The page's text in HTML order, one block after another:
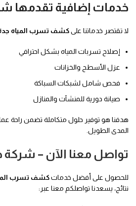
خدمات إضافية تقدمها
لا تقتصر خدماتنا علىكشف تسرب المياه
إصلاح تسربات المياه بشكل احترافي
عزل الأسطح والخزانات
فحص شامل لشبكات السباكة
صيانة دورية للمنشآت والمنازل
هدفنا هو توفير حلول متكاملة تضمن راحة
المدى الطويل.
تواصل معنا الآن – شركة
للحصول على أفضل خدماتكشف تسرب
نتائج، يسعدنا تواصلكم معنا عبر: